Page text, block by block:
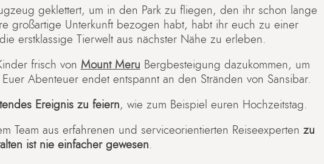
geklettert, um in den Park zu fliegen, den ihr schon lange
großartige Unterkunft bezogen habt, habt ihr euch zu einer
erstklassige Tierwelt aus nächster Nähe zu erleben.
frisch von Mount Meru Bergbesteigung dazukommen, um
Abenteuer endet entspannt an den Stränden von Sansibar.
Ereignis zu feiern, wie zum Beispiel euren Hochzeitstag.
Team aus erfahrenen und serviceorientierten Reiseexperten zu
ist nie einfacher gewesen.